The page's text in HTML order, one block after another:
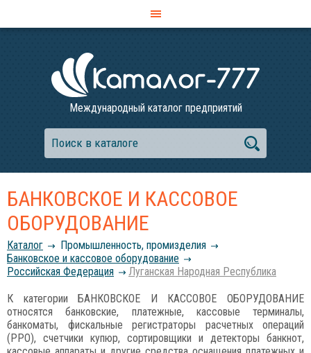
Международный каталог предприятий
БАНКОВСКОЕ И КАССОВОЕ
ОБОРУДОВАНИЕ
Каталог
Промышленность, промизделия
Банковское и кассовое оборудование
Российcкая Федерация
Луганская Народная Республика
К категории БАНКОВСКОЕ И КАССОВОЕ ОБОРУДОВАНИЕ
относятся банковские, платежные, кассовые терминалы,
банкоматы, фискальные регистраторы расчетных операций
(РРО), счетчики купюр, сортировщики и детекторы банкнот,